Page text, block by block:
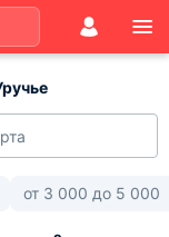
от 3 000 до 5 000